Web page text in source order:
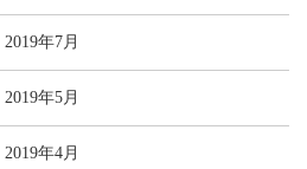
2019年7月
2019年5月
2019年4月